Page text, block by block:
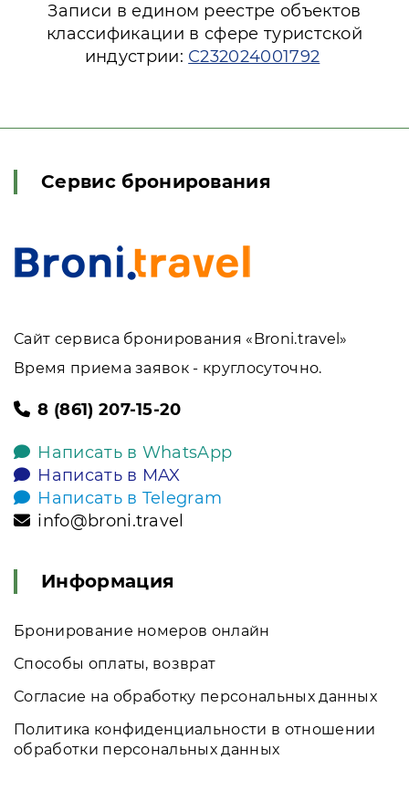
Записи в едином реестре объектов
классификации в сфере туристской
индустрии: С232024001792
Сервис бронирования
Сайт сервиса бронирования «Broni.travel»
Время приема заявок - круглосуточно.
8 (861) 207-15-20
Написать в WhatsApp
Написать в MAX
Написать в Telegram
info@broni.travel
Информация
Бронирование номеров онлайн
Способы оплаты, возврат
Согласие на обработку персональных данных
Политика конфиденциальности в отношении
обработки персональных данных